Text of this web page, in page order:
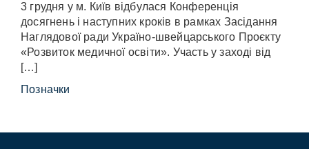
3 грудня у м. Київ відбулася Конференція
досягнень і наступних кроків в рамках Засідання
Наглядової ради Україно-швейцарського Проєкту
«Розвиток медичної освіти». Участь у заході від
[…]
Позначки